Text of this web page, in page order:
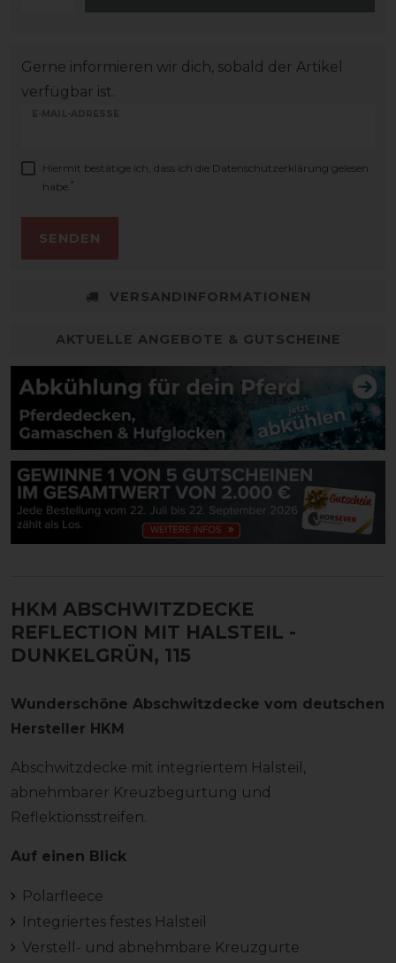
Gerne informieren wir dich, sobald der Artikel
verfügbar ist.
E-MAIL-ADRESSE
Hiermit bestätige ich, dass ich die Daten­schutz­erklärung gelesen
habe. *
SENDEN
VERSANDINFORMATIONEN
AKTUELLE ANGEBOTE & GUTSCHEINE
HKM ABSCHWITZDECKE
REFLECTION MIT HALSTEIL -
DUNKELGRÜN, 115
Wunderschöne Abschwitzdecke vom deutschen
Hersteller HKM
Abschwitzdecke mit integriertem Halsteil,
abnehmbarer Kreuzbegurtung und
Reflektionsstreifen.
Auf einen Blick
Polarfleece
Integriertes festes Halsteil
Verstell- und abnehmbare Kreuzgurte